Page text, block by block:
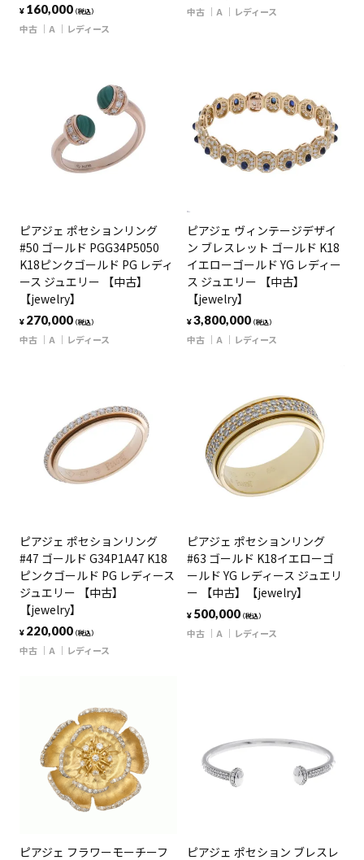
¥ 160,000（税込）
中古 A レディース
中古 A レディース
ピアジェ ポセションリング
#50 ゴールド PGG34P5050
K18ピンクゴールド PG レディ
ース ジュエリー 【中古】
【jewelry】
¥ 270,000（税込）
中古 A レディース
ピアジェ ヴィンテージデザイ
ン ブレスレット ゴールド K18
イエローゴールド YG レディー
ス ジュエリー 【中古】
【jewelry】
¥3,800,000（税込）
中古 A レディース
ピアジェ ポセションリング
#47 ゴールド G34P1A47 K18
ピンクゴールド PG レディース
ジュエリー 【中古】
【jewelry】
¥ 220,000（税込）
中古 A レディース
ピアジェ ポセションリング
#63 ゴールド K18イエローゴ
ールド YG レディース ジュエリ
ー 【中古】【jewelry】
¥ 500,000（税込）
中古 A レディース
ピアジェ フラワーモーチーフ
ピアジェ ポセション ブレスレ